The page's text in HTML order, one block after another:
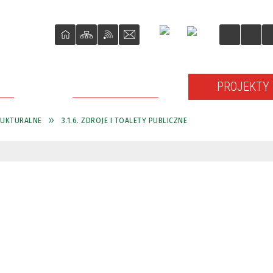
PROJEKTY
3.1.6. ZDROJE I TOALETY PUBLICZNE